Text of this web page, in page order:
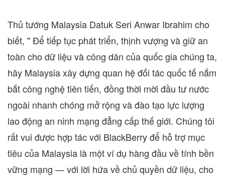
Thủ tướng Malaysia Datuk Seri Anwar Ibrahim cho
biết, " Để tiếp tục phát triển, thịnh vượng và giữ an
toàn cho dữ liệu và công dân của quốc gia chúng ta,
hãy Malaysiaxây dựng quan hệ đối tác quốc tế nắm
bắt công nghệ tiên tiến, đồng thời mời đầu tư nước
ngoài nhanh chóng mở rộng và đào tạo lực lượng
lao động an ninh mạng đẳng cấp thế giới. Chúng tôi
rất vui được hợp tác với BlackBerry để hỗ trợ mục
tiêu của Malaysia là một ví dụ hàng đầu về tính bền
vững mạng — với lời hứa về chủ quyền dữ liệu, cho